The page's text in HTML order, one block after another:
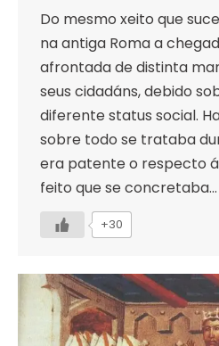
Do mesmo xeito que
na antiga Roma a
afrontada de distinta
seus cidadáns, debido
diferente status social.
sobre todo se trataba
era patente o respecto
feito que se concretaba…
+30